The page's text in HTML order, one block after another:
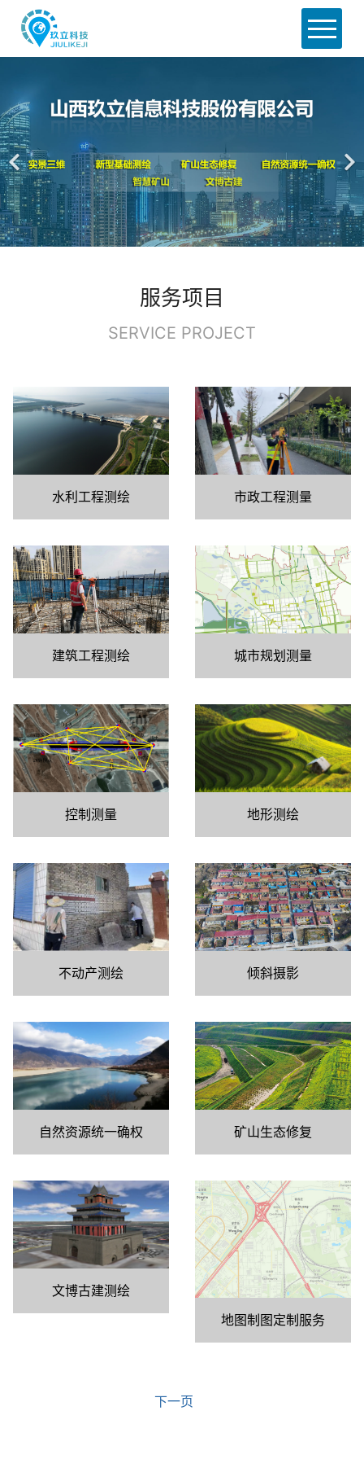
关于我们
产品中心
解决方案
新闻资讯
服务项目
SERVICE PROJECT
水利工程测绘 市政工程测量
建筑工程测绘 城市规划测量
控制测量 地形测绘
不动产测绘 倾斜摄影
自然资源统一确权 矿山生态修复
文博古建测绘
地图制图定制服务
下一页